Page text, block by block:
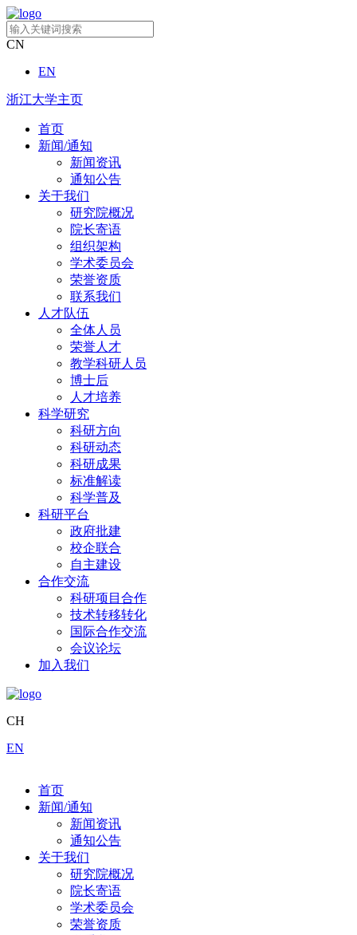
CN
EN
浙江大学主页
首页
新闻/通知
新闻资讯
通知公告
关于我们
研究院概况
院长寄语
组织架构
学术委员会
荣誉资质
联系我们
人才队伍
全体人员
荣誉人才
教学科研人员
博士后
人才培养
科学研究
科研方向
科研动态
科研成果
标准解读
科学普及
科研平台
政府批建
校企联合
自主建设
合作交流
科研项目合作
技术转移转化
国际合作交流
会议论坛
加入我们
CH
EN
首页
新闻/通知
新闻资讯
通知公告
关于我们
研究院概况
院长寄语
学术委员会
荣誉资质